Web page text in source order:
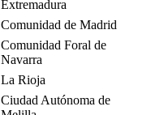
Extremadura
Comunidad de Madrid
Comunidad Foral de
Navarra
La Rioja
Ciudad Autónoma de